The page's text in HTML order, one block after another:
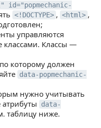
id="popmechanic-
<!DOCTYPE> , <html> ,
управляются
классами. Классы —
которому должен
data-popmechanic-
нужно учитывать
атрибуты
data-
таблицу ниже.